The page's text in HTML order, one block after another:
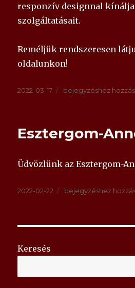
responzív designnal
szolgáltatásait.
Reméljük rendszeresen
oldalunkon!
Közzétéve
2022-03-17
Megújult
bejegyzéshez
Esztergom-
Üdvözlünk az Esztergom-
Közzétéve
2022-02-22
Esztergom-
bejegyzéshez
Keresés